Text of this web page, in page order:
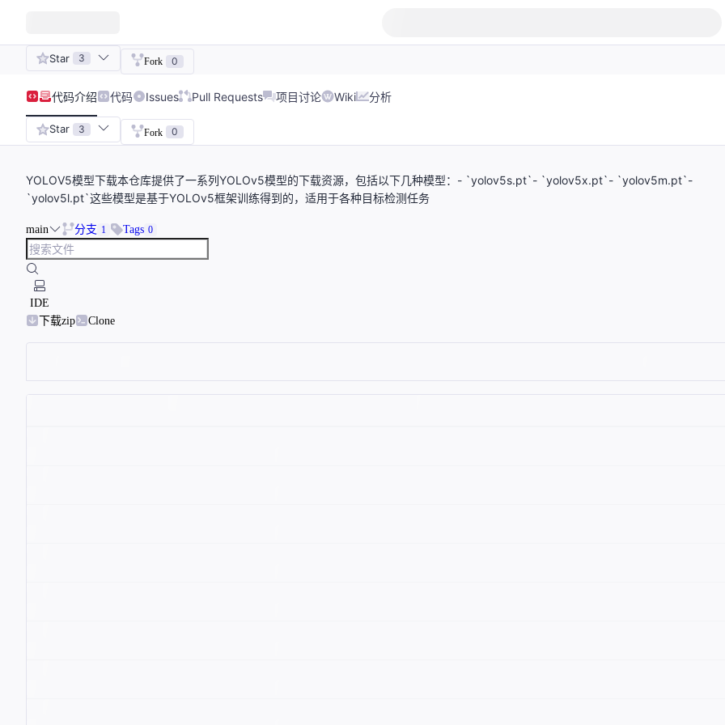
Star 3 Fork 0
代码介绍 代码 Issues Pull Requests 项目讨论 Wiki 分析
Star 3 Fork 0
YOLOV5模型下载本仓库提供了一系列YOLOv5模型的下载资源，包括以下几种模型：- `yolov5s.pt`- `yolov5x.pt`- `yolov5m.pt`-
`yolov5l.pt`这些模型是基于YOLOv5框架训练得到的，适用于各种目标检测任务
main 分支 1 Tags 0
IDE
下载zip
Clone